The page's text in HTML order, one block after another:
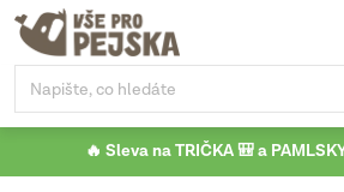
Přejít
obsah
🔥 Sleva na TRIČKA 🎒 a